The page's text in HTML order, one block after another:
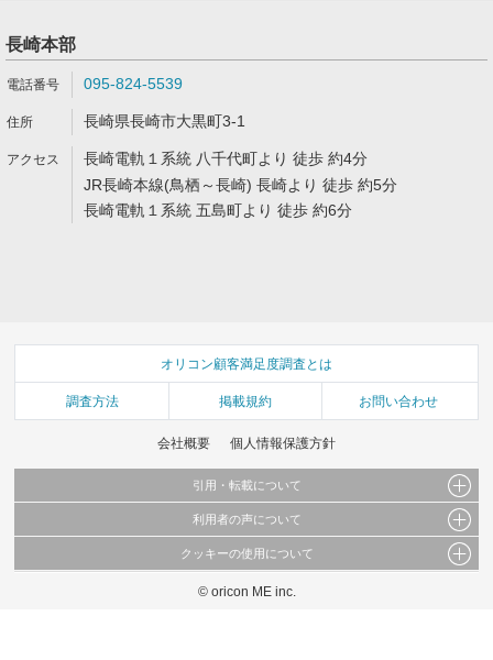
長崎本部
095-824-5539
長崎県長崎市大黒町3-1
長崎電軌１系統 八千代町より 徒歩 約4分
JR長崎本線(鳥栖～長崎) 長崎より 徒歩 約5分
長崎電軌１系統 五島町より 徒歩 約6分
オリコン顧客満足度調査とは
調査方法 掲載規約 お問い合わせ
会社概要 個人情報保護方針
引用・転載について
当サイトで公開されている情報（文字、写真、イラスト、画像データ等）及びこれらの配
これらの情報を権利者の許可なく無断転載・複製などの二次利用を行うことは固く禁じて
利用者の声について
当サイトに掲載している内容はすべてサービスの利用者が提出された見解・感想です。
弊社の見解・ 意見ではないことをご理解いただいた上でご覧ください。
クッキーの使用について
このサイトでは Cookie を使用して、ユーザーに合わせたコンテンツや広告の表示、ソー
© oricon ME inc.